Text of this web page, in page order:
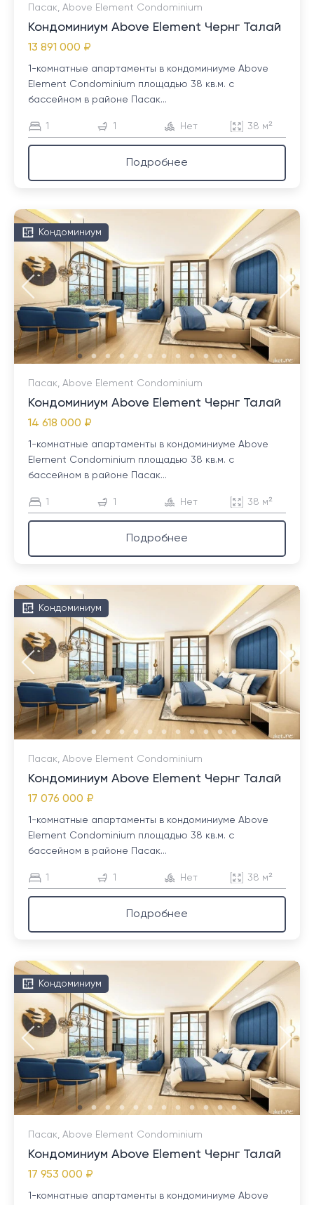
Пасак, Above Element Condominium
Кондоминиум Above Element Чернг Талай
13 891 000 ₽
1-комнатные апартаменты в кондоминиуме Above
Element Condominium площадью 38 кв.м. с
бассейном в районе Пасак...
1 1 Нет 38 м²
Подробнее
Кондоминиум
Пасак, Above Element Condominium
Кондоминиум Above Element Чернг Талай
14 618 000 ₽
1-комнатные апартаменты в кондоминиуме Above
Element Condominium площадью 38 кв.м. с
бассейном в районе Пасак...
1 1 Нет 38 м²
Подробнее
Кондоминиум
Пасак, Above Element Condominium
Кондоминиум Above Element Чернг Талай
17 076 000 ₽
1-комнатные апартаменты в кондоминиуме Above
Element Condominium площадью 38 кв.м. с
бассейном в районе Пасак...
1 1 Нет 38 м²
Подробнее
Кондоминиум
Пасак, Above Element Condominium
Кондоминиум Above Element Чернг Талай
17 953 000 ₽
1-комнатные апартаменты в кондоминиуме Above